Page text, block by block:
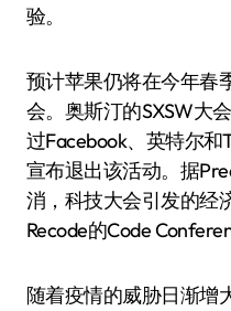
验。
预计苹果仍将在今年春
会。奥斯汀的SXSW大
过Facebook、英特尔
宣布退出该活动。据
消，科技大会引发的经
Recode的Code
随着疫情的威胁日渐增